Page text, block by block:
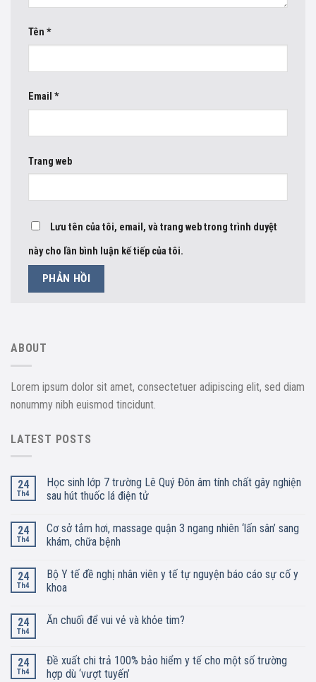
Tên *
Email *
Trang web
Lưu tên của tôi, email, và trang web trong trình duyệt
này cho lần bình luận kế tiếp của tôi.
ABOUT
Lorem ipsum dolor sit amet, consectetuer adipiscing elit, sed diam
nonummy nibh euismod tincidunt.
LATEST POSTS
24
Th4
Học sinh lớp 7 trường Lê Quý Đôn âm tính chất gây nghiện
sau hút thuốc lá điện tử
24
Th4
Cơ sở tắm hơi, massage quận 3 ngang nhiên ‘lấn sân’ sang
khám, chữa bệnh
24
Th4
Bộ Y tế đề nghị nhân viên y tế tự nguyện báo cáo sự cố y
khoa
24
Th4
Ăn chuối để vui vẻ và khỏe tim?
24
Th4
Đề xuất chi trả 100% bảo hiểm y tế cho một số trường
hợp dù ‘vượt tuyến’